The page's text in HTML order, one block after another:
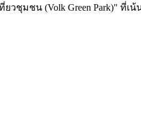
มชน (Volk Green Park)" ที่เ